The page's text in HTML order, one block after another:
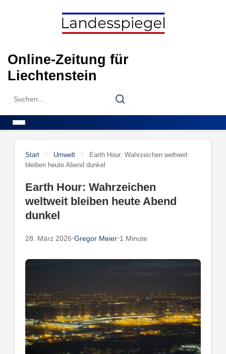
Online-Zeitung für
Liechtenstein
Search
Search
Start / Umwelt /
Earth Hour: Wahrzeichen weltweit
bleiben heute Abend dunkel
Earth Hour: Wahrzeichen
weltweit bleiben heute Abend
dunkel
28. März 2026•Gregor Meier•1 Minute